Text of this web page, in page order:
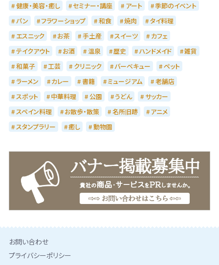
健康・美容・癒し
セミナー・講座 アート
季節のイベント
パン
フラワーショップ 和食 焼肉
タイ料理
エスニック
お茶 手土産 スイーツ
カフェ
テイクアウト
お酒 温泉 歴史 ハンドメイド
雑貨
和菓子
工芸 クリニック バーベキュー
ペット
ラーメン
カレー 書籍 ミュージアム
老舗店
スポット
中華料理 公園 うどん
サッカー
スペイン料理
お散歩・散策 名所旧跡
アニメ
スタンプラリー
癒し 動物園
お問い合わせ
プライバシーポリシー